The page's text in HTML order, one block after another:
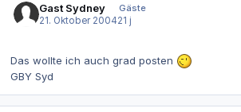
Gast Sydney
Gäste
21. Oktober 200421 j
Das wollte ich auch grad posten
GBY Syd